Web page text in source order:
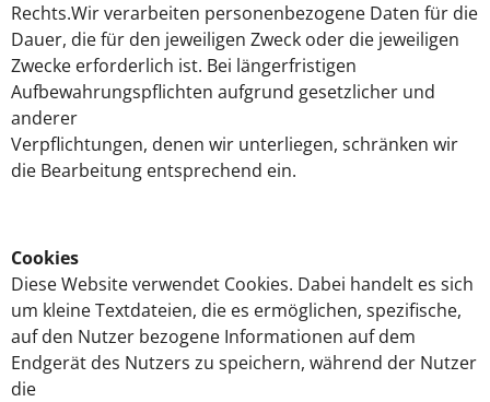
Rechts.Wir verarbeiten personenbezogene Daten für die
Dauer, die für den jeweiligen Zweck oder die jeweiligen
Zwecke erforderlich ist. Bei längerfristigen
Aufbewahrungspflichten aufgrund gesetzlicher und
anderer
Verpflichtungen, denen wir unterliegen, schränken wir
die Bearbeitung entsprechend ein.
Cookies
Diese Website verwendet Cookies. Dabei handelt es sich
um kleine Textdateien, die es ermöglichen, spezifische,
auf den Nutzer bezogene Informationen auf dem
Endgerät des Nutzers zu speichern, während der Nutzer
die